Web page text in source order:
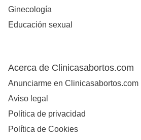
Ginecología
Educación sexual
Acerca de Clinicasabortos.com
Anunciarme en Clinicasabortos.com
Aviso legal
Política de privacidad
Política de Cookies